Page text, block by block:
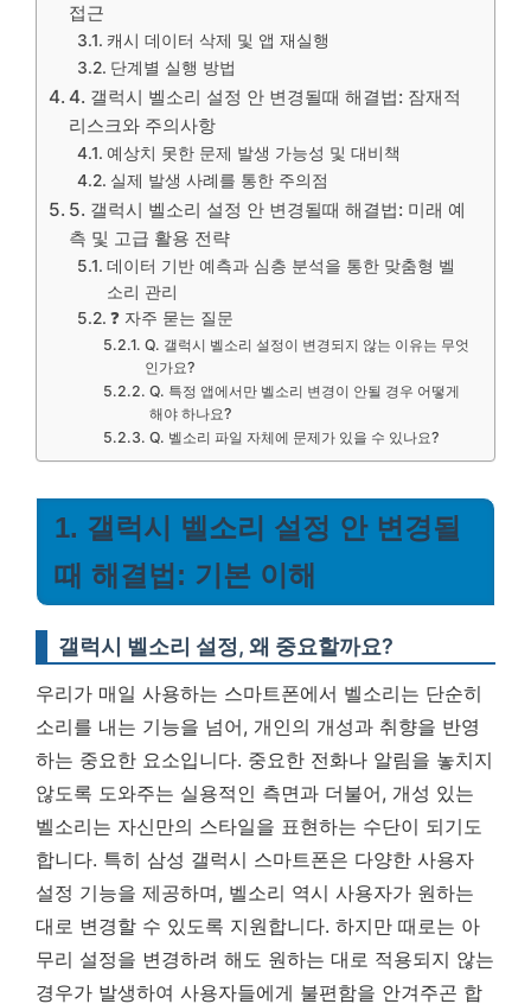
접근
캐시 데이터 삭제 및 앱 재실행
단계별 실행 방법
4. 갤럭시 벨소리 설정 안 변경될때 해결법: 잠재적
리스크와 주의사항
예상치 못한 문제 발생 가능성 및 대비책
실제 발생 사례를 통한 주의점
5. 갤럭시 벨소리 설정 안 변경될때 해결법: 미래 예
측 및 고급 활용 전략
데이터 기반 예측과 심층 분석을 통한 맞춤형 벨
소리 관리
❓ 자주 묻는 질문
Q. 갤럭시 벨소리 설정이 변경되지 않는 이유는 무엇
인가요?
Q. 특정 앱에서만 벨소리 변경이 안될 경우 어떻게
해야 하나요?
Q. 벨소리 파일 자체에 문제가 있을 수 있나요?
1. 갤럭시 벨소리 설정 안 변경될
때 해결법: 기본 이해
갤럭시 벨소리 설정, 왜 중요할까요?
우리가 매일 사용하는 스마트폰에서 벨소리는 단순히
소리를 내는 기능을 넘어, 개인의 개성과 취향을 반영
하는 중요한 요소입니다. 중요한 전화나 알림을 놓치지
않도록 도와주는 실용적인 측면과 더불어, 개성 있는
벨소리는 자신만의 스타일을 표현하는 수단이 되기도
합니다. 특히 삼성 갤럭시 스마트폰은 다양한 사용자
설정 기능을 제공하며, 벨소리 역시 사용자가 원하는
대로 변경할 수 있도록 지원합니다. 하지만 때로는 아
무리 설정을 변경하려 해도 원하는 대로 적용되지 않는
경우가 발생하여 사용자들에게 불편함을 안겨주곤 합